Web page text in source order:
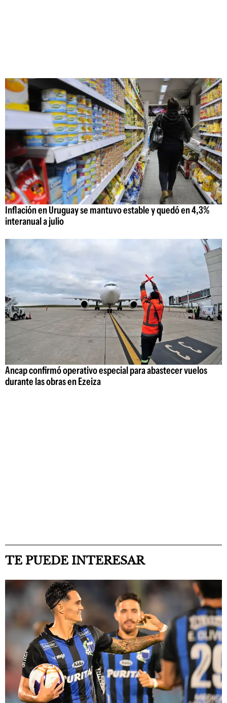
Inflación en Uruguay se mantuvo estable y quedó en 4,3%
interanual a julio
Ancap confirmó operativo especial para abastecer vuelos
durante las obras en Ezeiza
TE PUEDE INTERESAR